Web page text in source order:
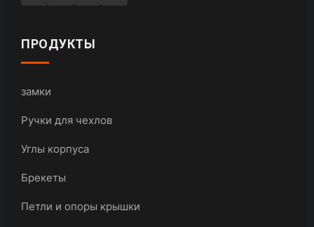
ПРОДУКТЫ
замки
Ручки для чехлов
Углы корпуса
Брекеты
Петли и опоры крышки